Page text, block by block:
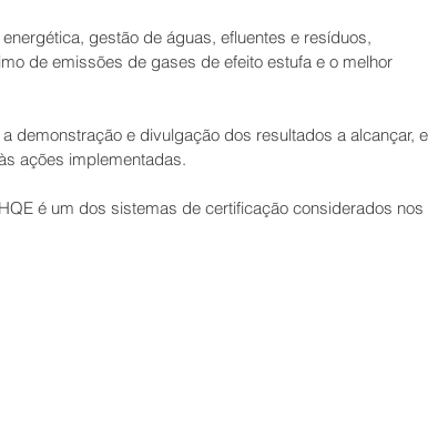
gestão de águas, efluentes e resíduos,
de emissões de gases de efeito estufa e o melhor
demonstração e divulgação dos resultados a alcançar, e
ações implementadas.
é um dos sistemas de certificação considerados nos